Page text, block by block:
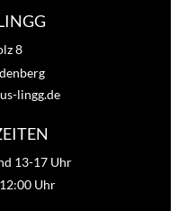
8
lingg.de
13-17 Uhr
Uhr